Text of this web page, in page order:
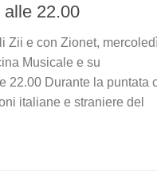
22.00
Zii e con Zionet,
Musicale e su
22.00 Durante la puntata
italiane e straniere del